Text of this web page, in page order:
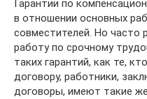
Гарантии по
в отношении основных
совместителей. Но
работу по срочному
таких гарантий, как те,
договору, работники,
договоры, имеют такие же